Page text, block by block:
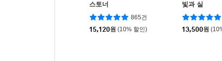
스토너
865건
15,120원 (10% 할인)
빛과 실
13,500원